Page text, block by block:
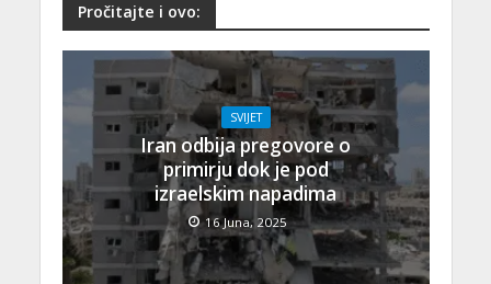
Pročitajte i ovo:
SVIJET
Iran odbija pregovore o
primirju dok je pod
izraelskim napadima
16 Juna, 2025